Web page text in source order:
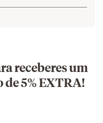
receberes um
5% EXTRA!